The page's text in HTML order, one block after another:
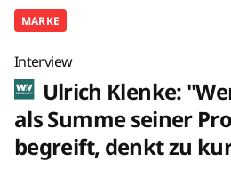
MARKE
Interview
Ulrich Klenke:
als Summe seiner
begreift, denkt zu